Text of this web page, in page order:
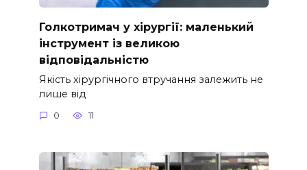
Голкотримач у хірургії: маленький
інструмент із великою
відповідальністю
Якість хірургічного втручання залежить не
лише від
0 11